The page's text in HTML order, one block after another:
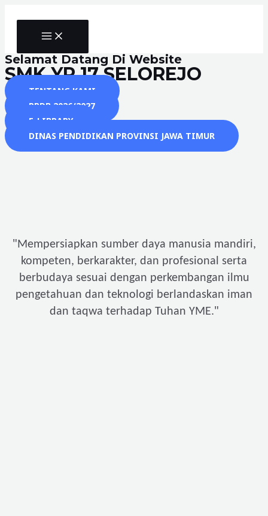
MAIN
MENU
Selamat Datang Di Website
SMK YP 17 SELOREJO
TENTANG KAMI
PPDB 2026/2027
E-LIBRARY
DINAS PENDIDIKAN PROVINSI JAWA TIMUR
"Mempersiapkan sumber daya manusia mandiri,
kompeten, berkarakter, dan profesional serta
berbudaya sesuai dengan perkembangan ilmu
pengetahuan dan teknologi berlandaskan iman
dan taqwa terhadap Tuhan YME."